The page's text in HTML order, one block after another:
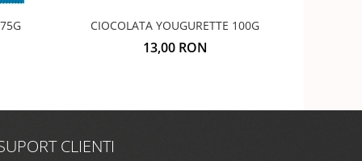
CIOCOLATA YOUGURETTE 100G
13,00 RON
CLIENTI